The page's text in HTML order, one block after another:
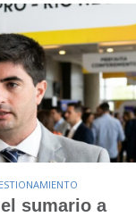
sumario a